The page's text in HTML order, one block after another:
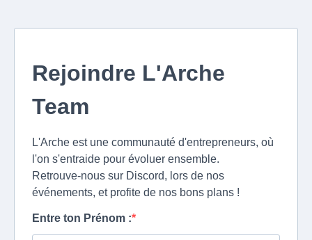
Rejoindre L'Arche
Team
L'Arche est une communauté d'entrepreneurs, où
l'on s'entraide pour évoluer ensemble.
Retrouve-nous sur Discord, lors de nos
événements, et profite de nos bons plans !
Entre ton Prénom :